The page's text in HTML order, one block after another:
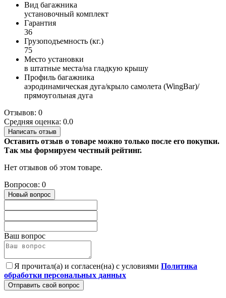
Вид багажника
установочный комплект
Гарантия
36
Грузоподъемность (кг.)
75
Место установки
в штатные места/на гладкую крышу
Профиль багажника
аэродинамическая дуга/крыло самолета (WingBar)/
прямоугольная дуга
Отзывов: 0
Средняя оценка: 0.0
Написать отзыв
Оставить отзыв о товаре можно только после его покупки.
Так мы формируем честный рейтинг.
Нет отзывов об этом товаре.
Вопросов: 0
Новый вопрос
Ваш вопрос
Я прочитал(а) и согласен(на) с условиями Политика
обработки персональных данных
Отправить свой вопрос